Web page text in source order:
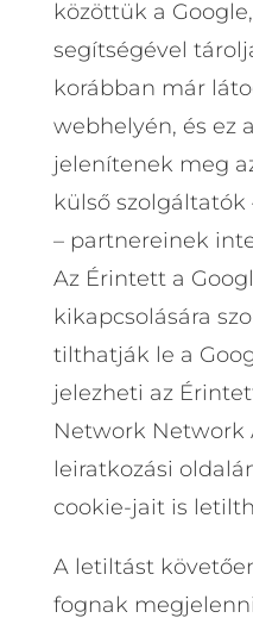
közöttük a
segítségével
korábban már
webhelyén, és ez
jelenítenek meg
külső szolgáltatók
– partnereinek
Az Érintett a
kikapcsolására
tilthatják le a
jelezheti az
Network Network
leiratkozási
cookie-jait is
A letiltást
fognak